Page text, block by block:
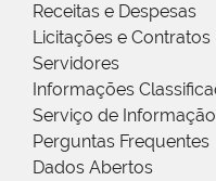
Receitas e Despesas
Licitações e Contratos
Servidores
Informações
Serviço de
Perguntas Frequentes
Dados Abertos